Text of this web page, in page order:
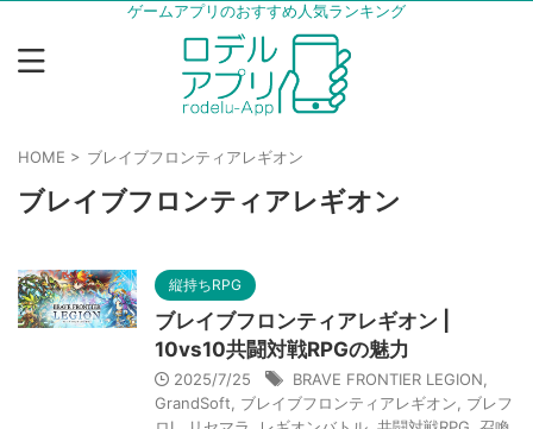
ゲームアプリのおすすめ人気ランキング
HOME > ブレイブフロンティアレギオン
ブレイブフロンティアレギオン
縦持ちRPG
ブレイブフロンティアレギオン |
10vs10共闘対戦RPGの魅力
2025/7/25 BRAVE FRONTIER LEGION
GrandSoft
ブレイブフロンティアレギオン
ブレフ